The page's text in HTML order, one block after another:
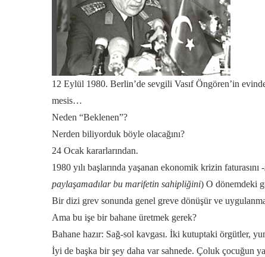
12 Eylül 1980. Berlin’de sevgili Vasıf Öngören’in
mesis…
Neden “Beklenen”?
Nerden biliyorduk böyle olacağını?
24 Ocak kararlarından.
1980 yılı başlarında yaşanan ekonomik krizin faturasını
paylaşamadılar bu marifetin sahipliğini) O dönemdeki
Bir dizi grev sonunda genel greve dönüşür ve
Ama bu işe bir bahane üretmek gerek?
Bahane hazır: Sağ-sol kavgası. İki kutuptaki örgütler,
İyi de başka bir şey daha var sahnede. Çoluk çocuğun